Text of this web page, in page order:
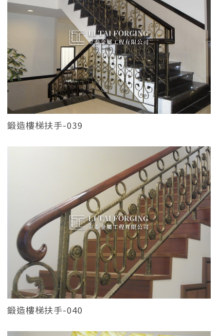
鍛造樓梯扶手-039
鍛造樓梯扶手-040